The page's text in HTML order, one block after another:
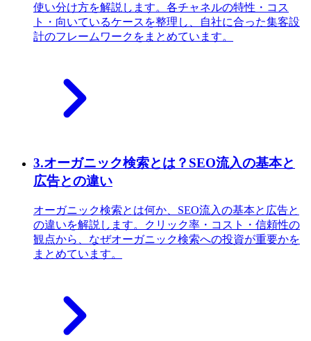
使い分け方を解説します。各チャネルの特性・コス
ト・向いているケースを整理し、自社に合った集客設
計のフレームワークをまとめています。
3.オーガニック検索とは？SEO流入の基本と
広告との違い
オーガニック検索とは何か、SEO流入の基本と広告と
の違いを解説します。クリック率・コスト・信頼性の
観点から、なぜオーガニック検索への投資が重要かを
まとめています。